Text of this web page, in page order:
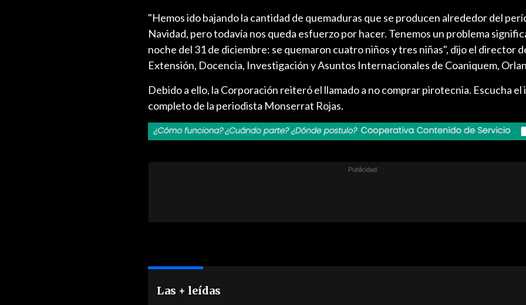
"Hemos ido bajando la cantidad de quemaduras que se producen alrededor del
Navidad, pero todavía nos queda esfuerzo por hacer. Tenemos un problema
noche del 31 de diciembre: se quemaron cuatro niños y tres niñas", dijo el director
Extensión, Docencia, Investigación y Asuntos Internacionales de Coaniquem,
Debido a ello, la Corporación reiteró el llamado a no comprar pirotecnia. Escucha
completo de la periodista Monserrat Rojas.
Las + leídas